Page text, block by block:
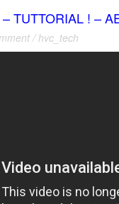
TUTTORIAL ! –
/hvc_tech